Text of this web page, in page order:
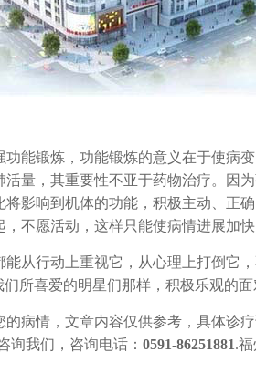
锻炼，功能锻炼的意义在于使病变
量，其重要性不亚于药物治疗。因
影响到机体的功能，积极主动、正
不愿活动，这样只能使病情进展加快
行动上重视它，从心理上打倒它，
所喜爱的明星们那样，积极乐观的面
情，文章内容仅供参考，具体诊疗
询我们，咨询电话： 0591-86251881.